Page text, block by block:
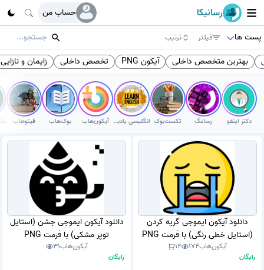
رسانیکا
حساب من
پست ها
فیلتر ترتیب
بهترین متخصص داخلی آیکون PNG تخصص داخلی زایمان و نازایی
دکتر اینفو رسامَگ تکست‌بوک انگلیسی یادبگیر آیکون‌هاب بوک‌هاب فینوهاب
دانلود آیکون ایموجی گریه کردن
(استایل خطی رنگی) با فرمت PNG
آیکون‌هاب174
12
رایگان
دانلود آیکون ایموجی جشن (استایل
توپر مشکی) با فرمت PNG
آیکون‌هاب31
رایگان